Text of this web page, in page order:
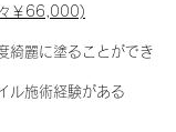
￥66,000)
綺麗に塗ることができ
ル施術経験がある